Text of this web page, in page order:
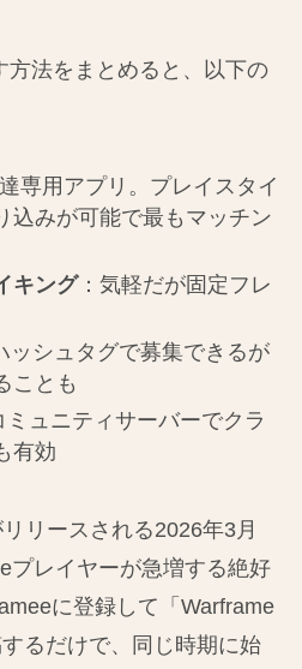
方法をまとめると、以下の
専用アプリ。プレイスタイ
込みが可能で最もマッチン
キング：気軽だが固定フレ
ッシュタグで募集できるが
ことも
ミュニティサーバーでクラ
有効
リースされる2026年3月
プレイヤーが急増する絶好
に登録して「Warframe
るだけで、同じ時期に始